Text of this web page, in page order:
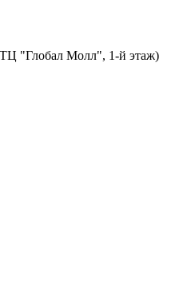
"Глобал Молл", 1-й этаж)